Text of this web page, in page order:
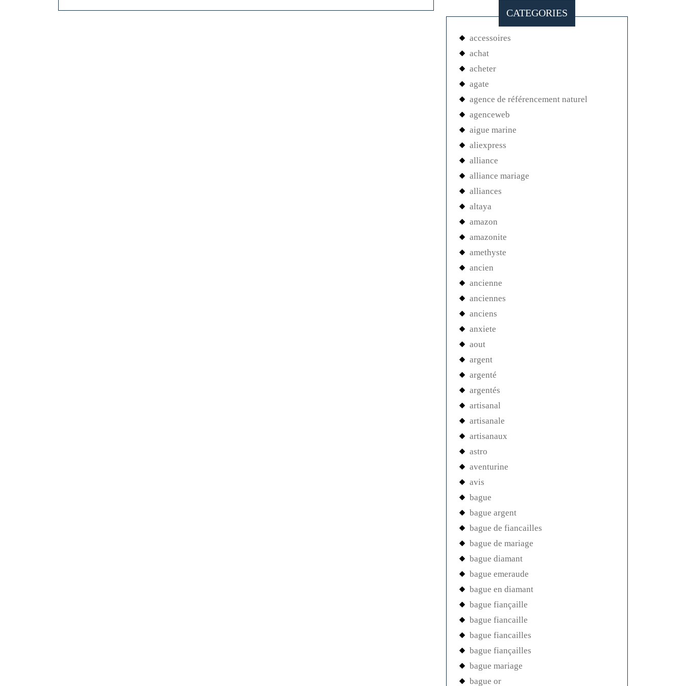
CATEGORIES
accessoires
achat
acheter
agate
agence de référencement naturel
agenceweb
aigue marine
aliexpress
alliance
alliance mariage
alliances
altaya
amazon
amazonite
amethyste
ancien
ancienne
anciennes
anciens
anxiete
aout
argent
argenté
argentés
artisanal
artisanale
artisanaux
astro
aventurine
avis
bague
bague argent
bague de fiancailles
bague de mariage
bague diamant
bague emeraude
bague en diamant
bague fiançaille
bague fiancaille
bague fiancailles
bague fiançailles
bague mariage
bague or